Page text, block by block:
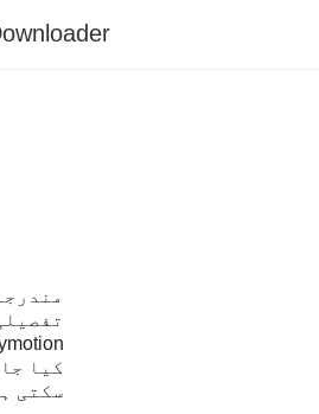
سکتی